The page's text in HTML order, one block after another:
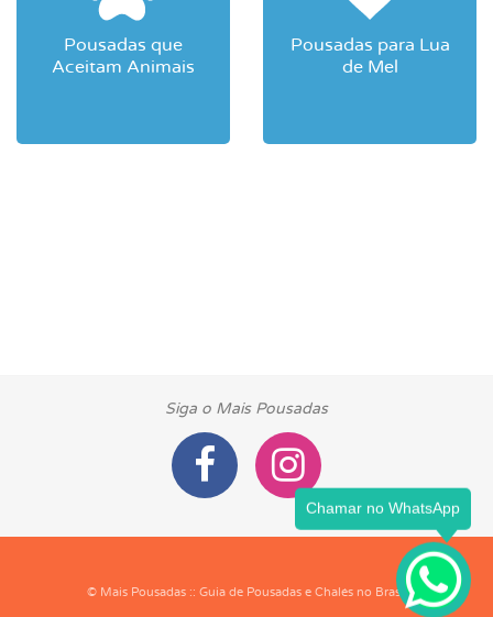
Pousadas que
Aceitam Animais
Pousadas para Lua
de Mel
Siga o Mais Pousadas
© Mais Pousadas :: Guia de Pousadas e Chalés no Brasil